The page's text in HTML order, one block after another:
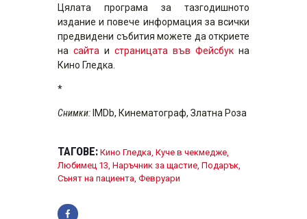
Цялата програма за тазгодишното
издание и повече информация за всички
предвидени събития можете да откриете
на сайта и страницата във Фейсбук на
Кино Гледка.
*
Снимки:IMDb, Кинематограф, Златна Роза
ТАГОВЕ: Кино Гледка Куче в чекмедже
Любимец 13 Наръчник за щастие Подарък
Сънят на пациента Февруари